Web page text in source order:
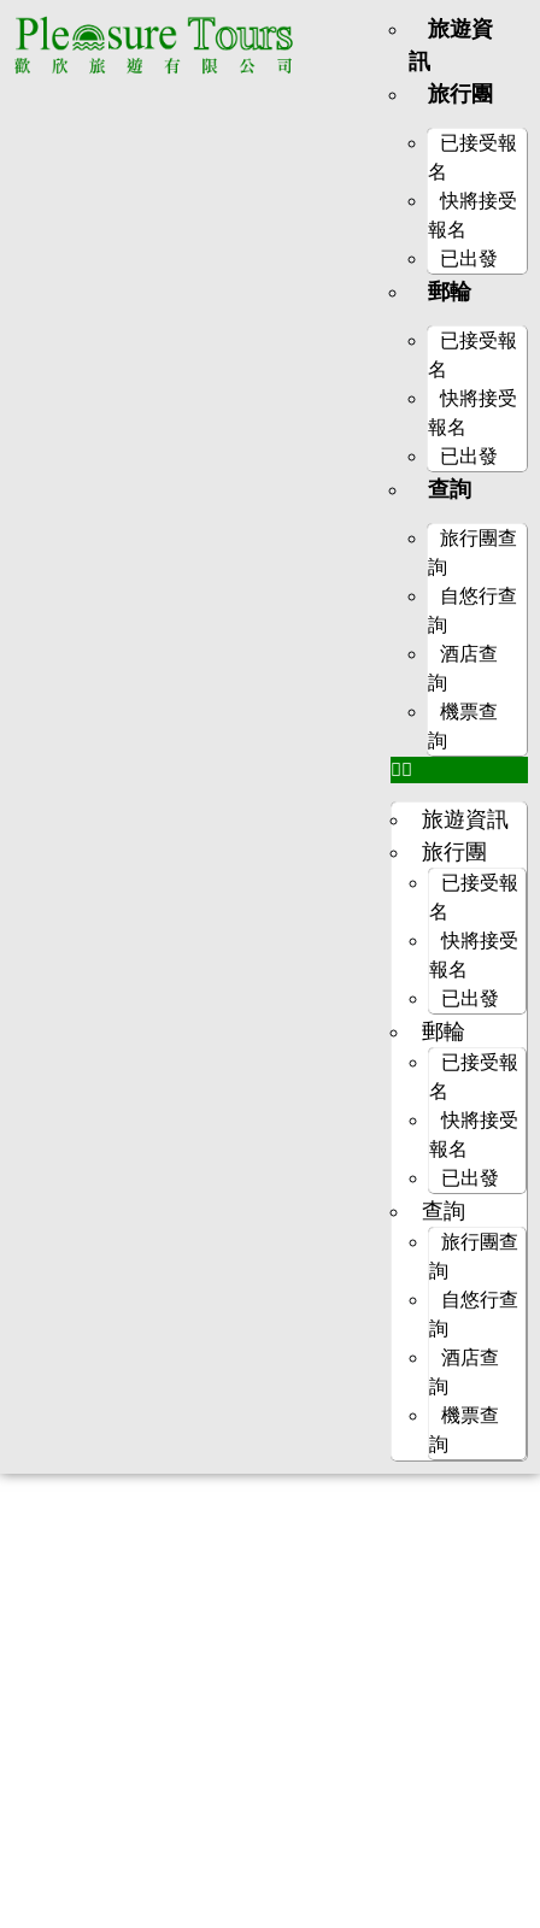
旅遊資
訊
旅行團
已接受報
名
快將接受
報名
已出發
郵輪
已接受報
名
快將接受
報名
已出發
查詢
旅行團查
詢
自悠行查
詢
酒店查
詢
機票查
詢
旅遊資訊
旅行團
已接受報
名
快將接受
報名
已出發
郵輪
已接受報
名
快將接受
報名
已出發
查詢
旅行團查
詢
自悠行查
詢
酒店查
詢
機票查
詢